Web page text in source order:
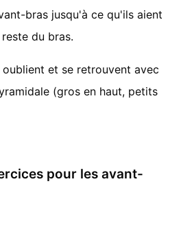
bras jusqu'à ce qu'ils aient
du bras.
et se retrouvent avec
(gros en haut, petits
pour les avant-